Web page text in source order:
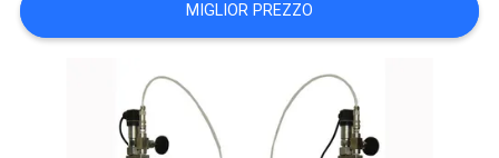
POLITICA
PRIVACY
MIGLIOR PREZZO